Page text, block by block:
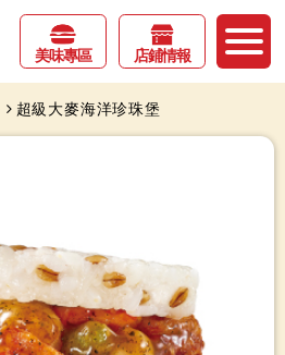
美味專區 店鋪情報
超級大麥海洋珍珠堡